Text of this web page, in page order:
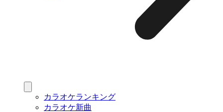
カラオケランキング
カラオケ新曲